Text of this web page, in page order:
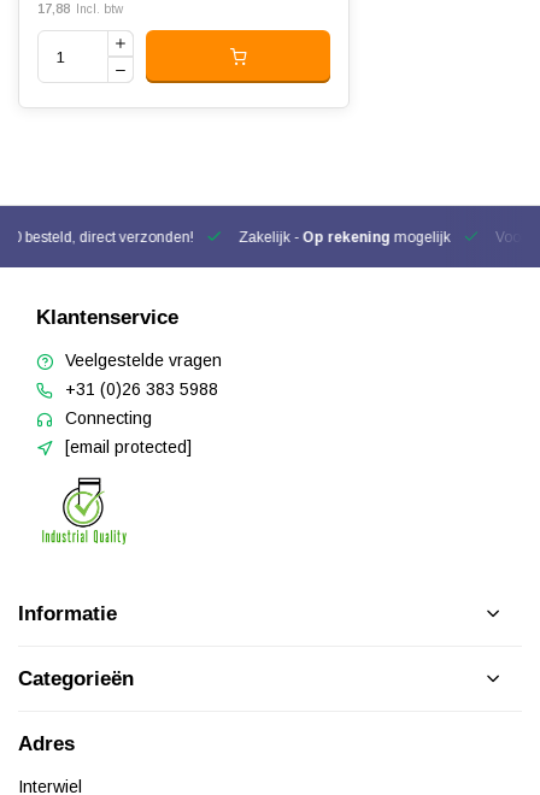
17,88 Incl. btw
besteld, direct verzonden! Zakelijk - Op rekening mogelijk Voor
Klantenservice
Veelgestelde vragen
+31 (0)26 383 5988
Connecting
[email protected]
Informatie
Categorieën
Adres
Interwiel